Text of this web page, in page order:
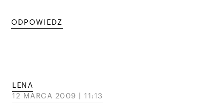
ODPOWIEDZ
LENA
12 MARCA 2009 | 11:13